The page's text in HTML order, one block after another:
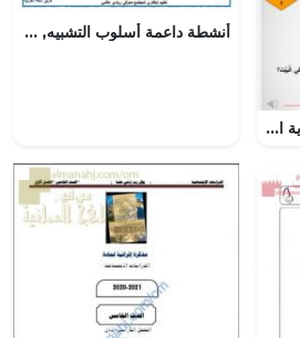
درس أرغب انه أعرف الكفاية المستهدفة حروف الجر
أنشطة داعمة أسلوب التشبيه, (لغة عربية) الخامس